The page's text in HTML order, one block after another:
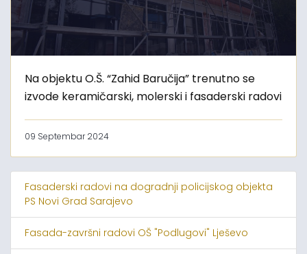
Na objektu O.Š. “Zahid Baručija” trenutno se
izvode keramičarski, molerski i fasaderski radovi
09 Septembar 2024
Fasaderski radovi na dogradnji policijskog objekta
PS Novi Grad Sarajevo
Fasada-završni radovi OŠ "Podlugovi" Lješevo